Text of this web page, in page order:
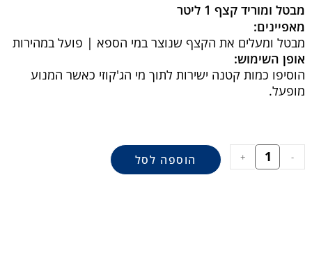
מבטל ומוריד קצף 1 ליטר
מאפיינים:
מבטל ומעלים את הקצף שנוצר במי הספא | פועל במהירות
אופן השימוש:
הוסיפו כמות קטנה ישירות לתוך מי הג'קוזי כאשר המנוע
מופעל.
-
+ הוספה לסל